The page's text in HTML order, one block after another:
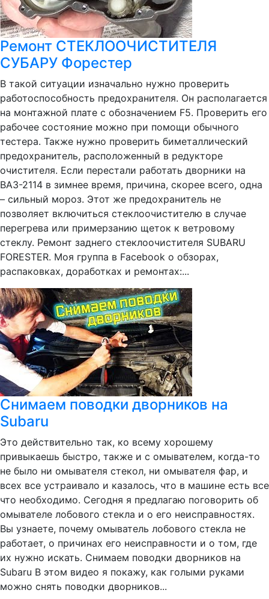
Ремонт СТЕКЛООЧИСТИТЕЛЯ
СУБАРУ Форестер
В такой ситуации изначально нужно проверить
работоспособность предохранителя. Он располагается
на монтажной плате с обозначением F5. Проверить его
рабочее состояние можно при помощи обычного
тестера. Также нужно проверить биметаллический
предохранитель, расположенный в редукторе
очистителя. Если перестали работать дворники на
ВАЗ-2114 в зимнее время, причина, скорее всего, одна
– сильный мороз. Этот же предохранитель не
позволяет включиться стеклоочистителю в случае
перегрева или примерзанию щеток к ветровому
стеклу. Ремонт заднего стеклоочистителя SUBARU
FORESTER. Моя группа в Facebook о обзорах,
распаковках, доработках и ремонтах:...
Снимаем поводки дворников на
Subaru
Это действительно так, ко всему хорошему
привыкаешь быстро, также и с омывателем, когда-то
не было ни омывателя стекол, ни омывателя фар, и
всех все устраивало и казалось, что в машине есть все
что необходимо. Сегодня я предлагаю поговорить об
омывателе лобового стекла и о его неисправностях.
Вы узнаете, почему омыватель лобового стекла не
работает, о причинах его неисправности и о том, где
их нужно искать. Снимаем поводки дворников на
Subaru В этом видео я покажу, как голыми руками
можно снять поводки дворников...